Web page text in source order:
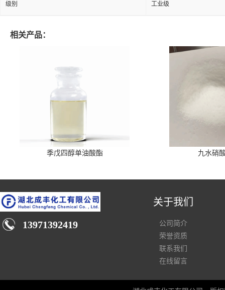
级别 工业级
相关产品：
季戊四醇单油酸酯 九水硝
13971392419
关于我们
公司简介
荣誉资质
联系我们
在线留言